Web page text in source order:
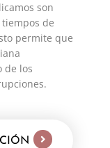
son
de
permite que
de los